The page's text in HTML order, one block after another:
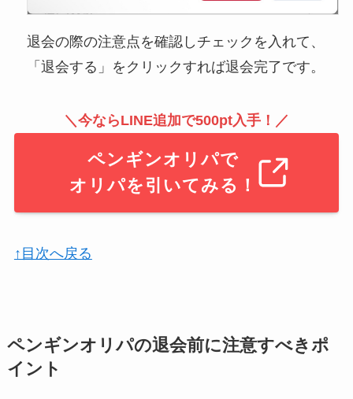
退会の際の注意点を確認しチェックを入れて、
「退会する」をクリックすれば退会完了です。
＼今ならLINE追加で500pt入手！／
ペンギンオリパで
オリパを引いてみる！
↑目次へ戻る
ペンギンオリパの退会前に注意すべきポ
イント